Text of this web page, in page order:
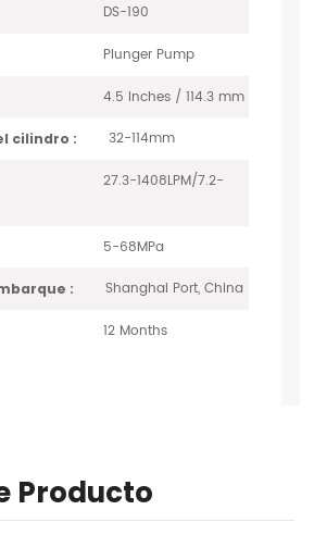
DS-190
Plunger Pump
4.5 Inches / 114.3 mm
cilindro : 32-114mm
27.3-1408LPM/7.2-
5-68MPa
: Shanghai Port, China
12 Months
Producto